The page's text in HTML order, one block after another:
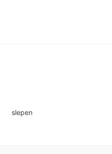
slepen